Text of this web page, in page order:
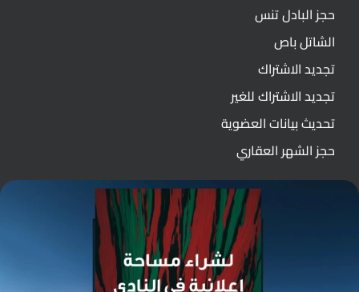
حجز البادل تنس
الشاتل باص
تجديد الاشتراك
تجديد الاشتراك للغير
تحديث بيانات العضوية
حجز الشهر العقاري